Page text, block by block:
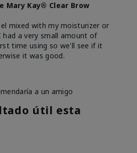
Mary Kay® Clear Brow
mixed with my moisturizer or
a very small amount of
time using so we'll see if it
it was good.
a un amigo
útil esta